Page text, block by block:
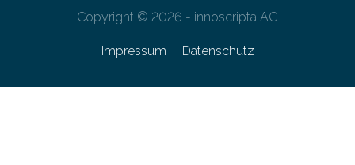
Copyright © 2026 - innoscripta AG
Impressum Datenschutz